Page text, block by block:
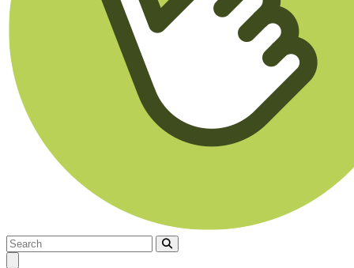
Search
Search